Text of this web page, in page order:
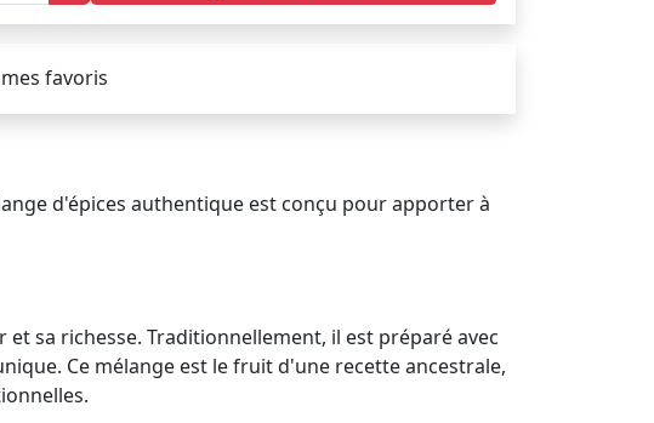
favoris
d'épices authentique est conçu pour apporter à
sa richesse. Traditionnellement, il est préparé avec
Ce mélange est le fruit d'une recette ancestrale,